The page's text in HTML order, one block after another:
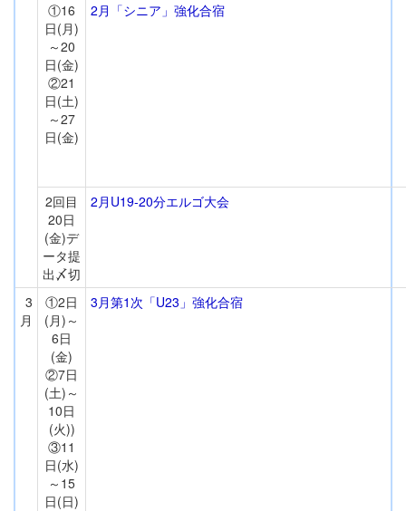
①16
日(月)
～20
日(金)
②21
日(土)
～27
日(金)
2月「シニア」強化合宿
2回目
20日
(金)デ
ータ提
出〆切
2月U19-20分エルゴ大会
3
月
①2日
(月)～
6日
(金)
②7日
(土)～
10日
(火))
③11
日(水)
～15
日(日)
3月第1次「U23」強化合宿